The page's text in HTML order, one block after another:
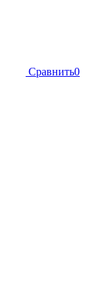
Сравнить0